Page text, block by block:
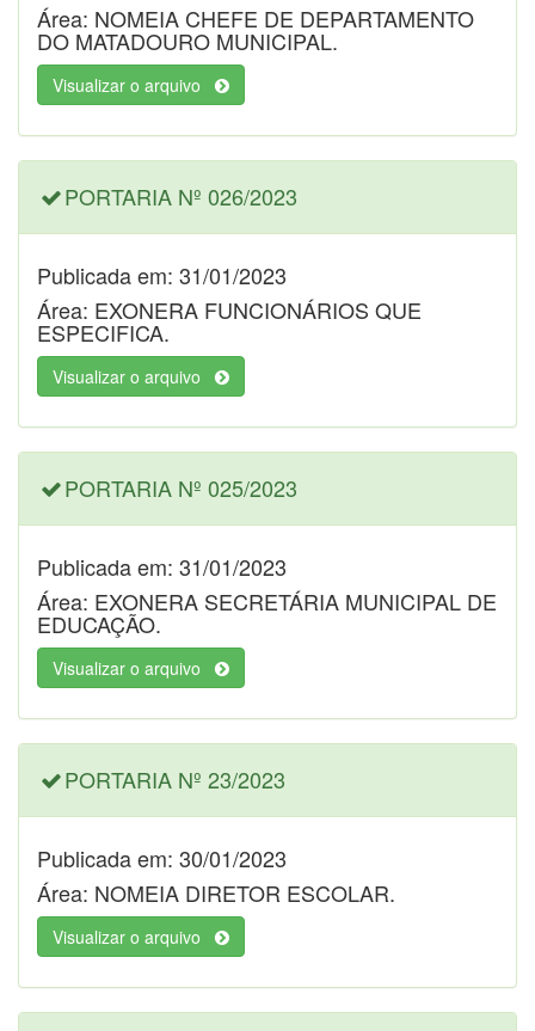
Área: NOMEIA CHEFE DE DEPARTAMENTO
DO MATADOURO MUNICIPAL.
Visualizar o arquivo
PORTARIA Nº 026/2023
Publicada em: 31/01/2023
Área: EXONERA FUNCIONÁRIOS QUE
ESPECIFICA.
Visualizar o arquivo
PORTARIA Nº 025/2023
Publicada em: 31/01/2023
Área: EXONERA SECRETÁRIA MUNICIPAL DE
EDUCAÇÃO.
Visualizar o arquivo
PORTARIA Nº 23/2023
Publicada em: 30/01/2023
Área: NOMEIA DIRETOR ESCOLAR.
Visualizar o arquivo